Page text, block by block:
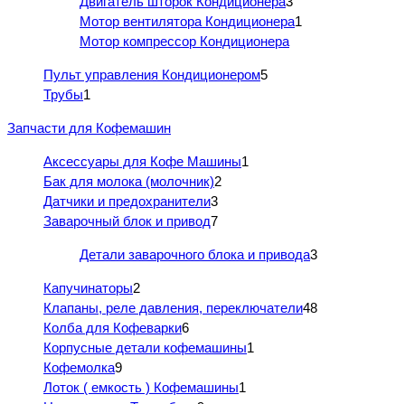
Мотор вентилятора Кондиционера1
Мотор компрессор Кондиционера
Пульт управления Кондиционером5
Трубы1
Запчасти для Кофемашин
Аксессуары для Кофе Машины1
Бак для молока (молочник)2
Датчики и предохранители3
Заварочный блок и привод7
Детали заварочного блока и привода3
Капучинаторы2
Клапаны, реле давления, переключатели48
Колба для Кофеварки6
Корпусные детали кофемашины1
Кофемолка9
Лоток ( емкость ) Кофемашины1